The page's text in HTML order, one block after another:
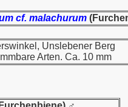
cf. malachurum
Unslebener Berg
Arten. Ca. 10 mm